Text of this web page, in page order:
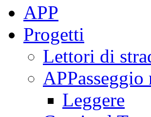
APP
Progetti
Lettori di
Leggere